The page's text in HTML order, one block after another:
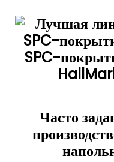
Часто